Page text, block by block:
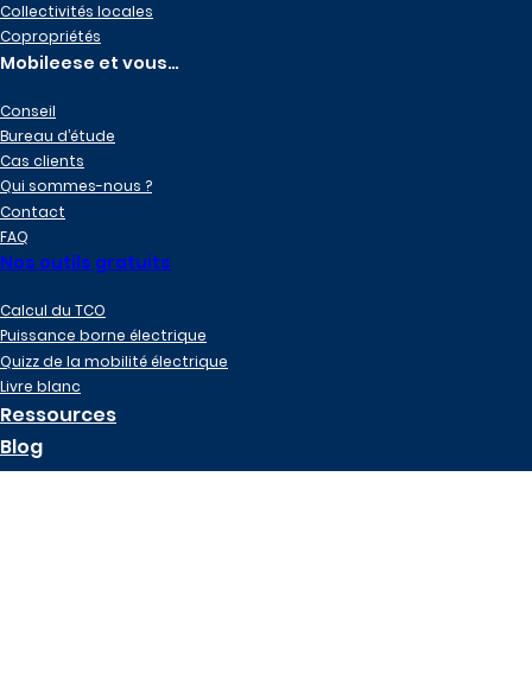
Collectivités locales
Copropriétés
Mobileese et vous…
Conseil
Bureau d’étude
Cas clients
Qui sommes-nous ?
Contact
FAQ
Nos outils gratuits
Calcul du TCO
Puissance borne électrique
Quizz de la mobilité électrique
Livre blanc
Ressources
Blog